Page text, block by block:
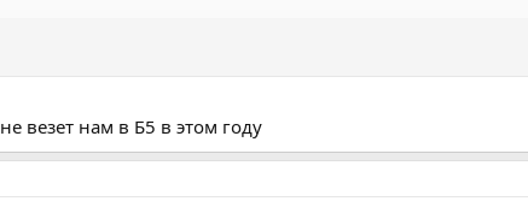
не везет нам в Б5 в этом году